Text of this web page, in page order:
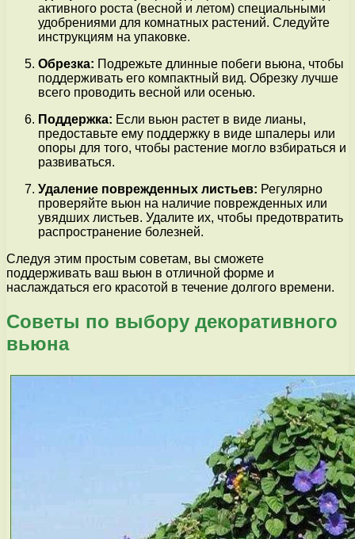
активного роста (весной и летом) специальными
удобрениями для комнатных растений. Следуйте
инструкциям на упаковке.
Обрезка: Подрежьте длинные побеги вьюна, чтобы
поддерживать его компактный вид. Обрезку лучше
всего проводить весной или осенью.
Поддержка: Если вьюн растет в виде лианы,
предоставьте ему поддержку в виде шпалеры или
опоры для того, чтобы растение могло взбираться и
развиваться.
Удаление поврежденных листьев: Регулярно
проверяйте вьюн на наличие поврежденных или
увядших листьев. Удалите их, чтобы предотвратить
распространение болезней.
Следуя этим простым советам, вы сможете
поддерживать ваш вьюн в отличной форме и
наслаждаться его красотой в течение долгого времени.
Советы по выбору декоративного
вьюна